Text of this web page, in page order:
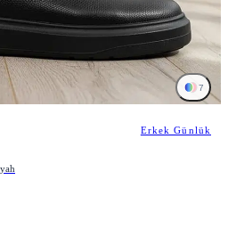
7
Erkek Günlük